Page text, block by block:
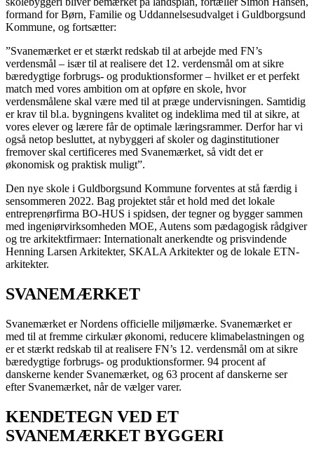
formand for Børn, Familie og Uddannelsesudvalget i Guldborgsund
Kommune, og fortsætter:
”Svanemærket er et stærkt redskab til at arbejde med FN’s
verdensmål – især til at realisere det 12. verdensmål om at sikre
bæredygtige forbrugs- og produktionsformer – hvilket er et perfekt
match med vores ambition om at opføre en skole, hvor
verdensmålene skal være med til at præge undervisningen. Samtidig
er krav til bl.a. bygningens kvalitet og indeklima med til at sikre, at
vores elever og lærere får de optimale læringsrammer. Derfor har vi
også netop besluttet, at nybyggeri af skoler og daginstitutioner
fremover skal certificeres med Svanemærket, så vidt det er
økonomisk og praktisk muligt”.
Den nye skole i Guldborgsund Kommune forventes at stå færdig i
sensommeren 2022. Bag projektet står et hold med det lokale
entreprenørfirma BO-HUS i spidsen, der tegner og bygger sammen
med ingeniørvirksomheden MOE, Autens som pædagogisk rådgiver
og tre arkitektfirmaer: Internationalt anerkendte og prisvindende
Henning Larsen Arkitekter, SKALA Arkitekter og de lokale ETN-
arkitekter.
SVANEMÆRKET
Svanemærket er Nordens officielle miljømærke. Svanemærket er
med til at fremme cirkulær økonomi, reducere klimabelastningen og
er et stærkt redskab til at realisere FN’s 12. verdensmål om at sikre
bæredygtige forbrugs- og produktionsformer. 94 procent af
danskerne kender Svanemærket, og 63 procent af danskerne ser
efter Svanemærket, når de vælger varer.
KENDETEGN VED ET
SVANEMÆRKET BYGGERI